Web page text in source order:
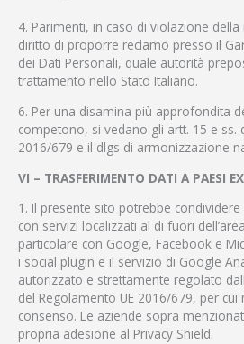
4. Parimenti, in caso di violazione della
diritto di proporre reclamo presso il
dei Dati Personali, quale autorità
trattamento nello Stato Italiano.
6. Per una disamina più approfondita
competono, si vedano gli artt. 15 e ss.
2016/679 e il dlgs di armonizzazione
VI – TRASFERIMENTO DATI A PAESI
1. Il presente sito potrebbe
con servizi localizzati al di fuori
particolare con Google, Facebook e
i social plugin e il servizio di Google
autorizzato e strettamente regolato
del Regolamento UE 2016/679, per
consenso. Le aziende sopra
propria adesione al Privacy Shield.